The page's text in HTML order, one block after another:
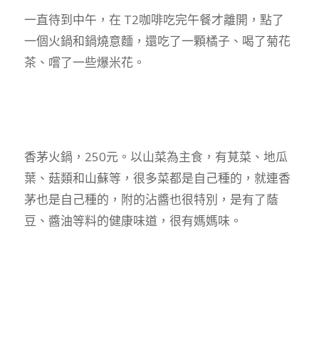
一直待到中午，在 T2咖啡吃完午餐才離開，點了
一個火鍋和鍋燒意麵，還吃了一顆橘子、喝了菊花
茶、嚐了一些爆米花。
香茅火鍋，250元。以山菜為主食，有莧菜、地瓜
葉、菇類和山蘇等，很多菜都是自己種的，就連香
茅也是自己種的，附的沾醬也很特別，是有了蔭
豆、醬油等料的健康味道，很有媽媽味。